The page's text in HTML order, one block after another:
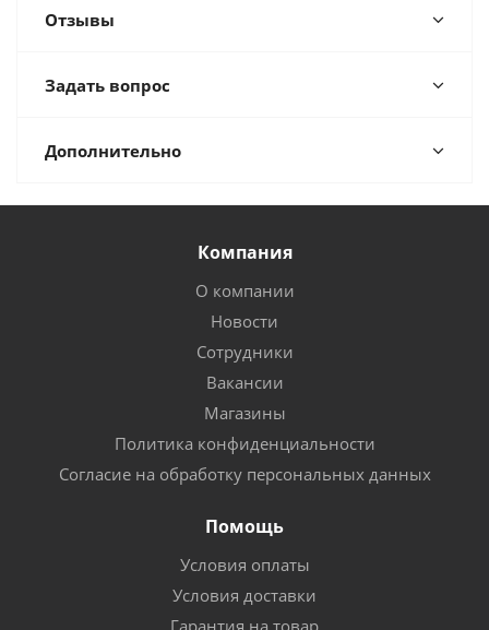
Отзывы
Задать вопрос
Дополнительно
Компания
О компании
Новости
Сотрудники
Вакансии
Магазины
Политика конфиденциальности
Согласие на обработку персональных данных
Помощь
Условия оплаты
Условия доставки
Гарантия на товар